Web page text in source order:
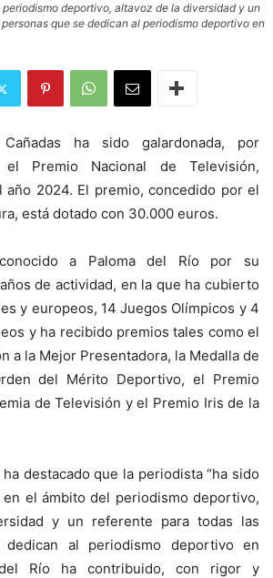
deportivo, altavoz de la diversidad y un
que se dedican al periodismo deportivo en
ha sido galardonada, por
el Premio Nacional de Televisión,
año 2024. El premio, concedido por el
está dotado con 30.000 euros.
a Paloma del Río por su
de actividad, en la que ha cubierto
y europeos, 14 Juegos Olímpicos y 4
y ha recibido premios tales como el
a la Mejor Presentadora, la Medalla de
del Mérito Deportivo, el Premio
de Televisión y el Premio Iris de la
destacado que la periodista “ha sido
el ámbito del periodismo deportivo,
y un referente para todas las
al periodismo deportivo en
del Río ha contribuido, con rigor y